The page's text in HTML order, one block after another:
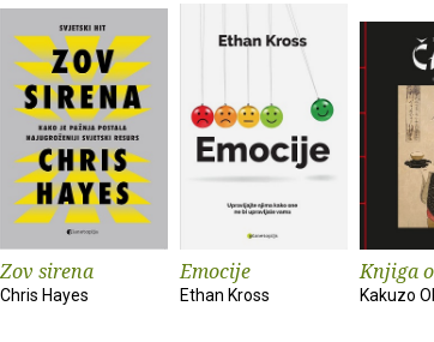
Zov sirena
Chris Hayes
Emocije
Ethan Kross
Knjiga
Kakuzo